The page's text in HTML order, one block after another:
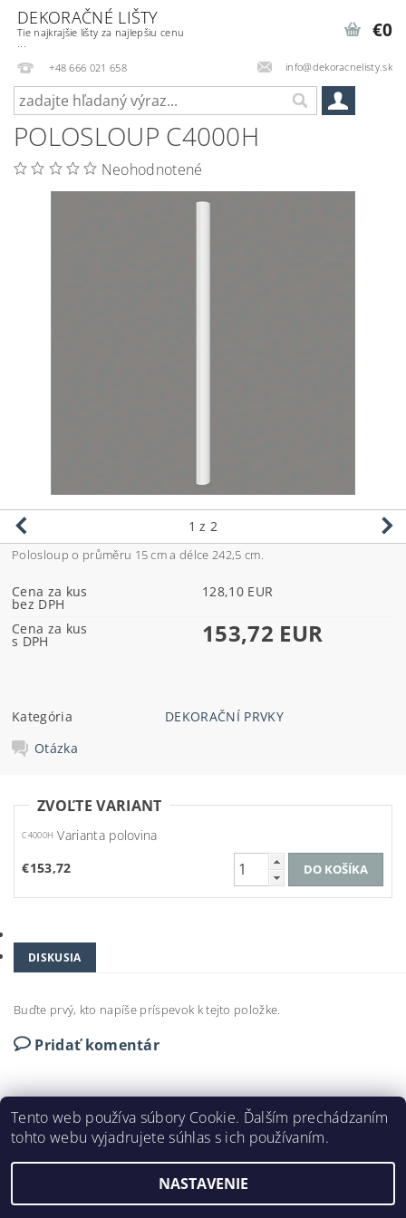
DEKORAČNÉ LIŠTY
Tie najkrajšie lišty za najlepšiu cenu
...
+48 666 021 658
info@dekoracnelisty.sk
€0
POLOSLOUP C4000H
Neohodnotené
1 z 2
Polosloup o průměru 15 cm a délce 242,5 cm.
Cena za kus
bez DPH
128,10 EUR
Cena za kus
s DPH 153,72 EUR
Kategória
DEKORAČNÍ PRVKY
Otázka
ZVOĽTE VARIANT
C4000H Varianta polovina
€153,72
DISKUSIA
Buďte prvý, kto napíše príspevok k tejto položke.
Pridať komentár
DEKORAČNÉ LIŠTY © 2024
2026 ©DEKORAČNÉ LIŠTY, všetky práva vyhradené
Tento web používa súbory Cookie. Ďalším prechádzaním
tohto webu vyjadrujete súhlas s ich používaním.
NASTAVENIE